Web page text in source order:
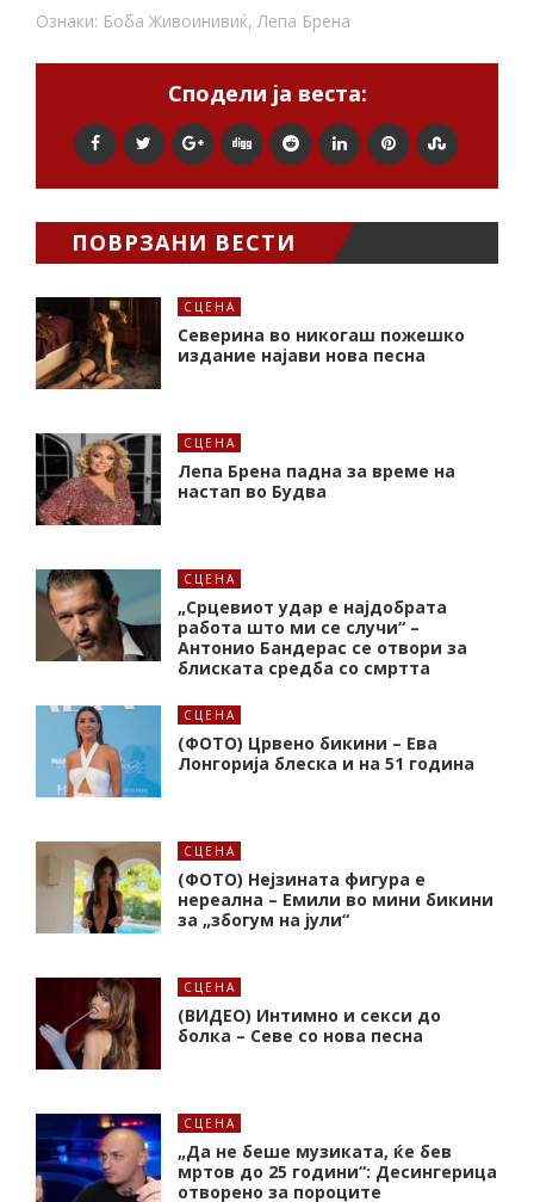
Ознаки: Боба Живоинивиќ,Лепа Брена
Сподели ја веста:
ПОВРЗАНИ ВЕСТИ
СЦЕНА
Северина во никогаш пожешко
издание најави нова песна
СЦЕНА
Лепа Брена падна за време на
настап во Будва
СЦЕНА
„Срцевиот удар е најдобрата
работа што ми се случи“ –
Антонио Бандерас се отвори за
блиската средба со смртта
СЦЕНА
(ФОТО) Црвено бикини – Ева
Лонгорија блеска и на 51 година
СЦЕНА
(ФОТО) Нејзината фигура е
нереална – Емили во мини бикини
за „збогум на јули“
СЦЕНА
(ВИДЕО) Интимно и секси до
болка – Севе со нова песна
СЦЕНА
„Да не беше музиката, ќе бев
мртов до 25 години“: Десингерица
отворено за пороците